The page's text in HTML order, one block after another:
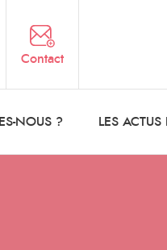
Contact
NOUS ? LES